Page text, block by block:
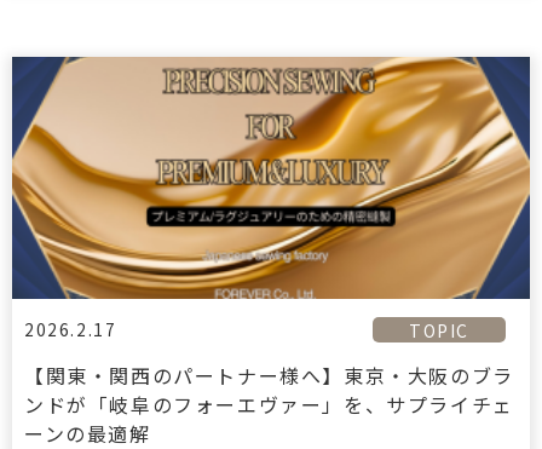
2026.2.17 TOPIC
【関東・関西のパートナー様へ】東京・大阪のブラ
ンドが「岐阜のフォーエヴァー」を、サプライチェ
ーンの最適解